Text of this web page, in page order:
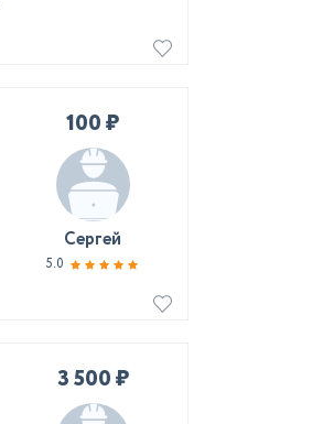
100 ₽
Сергей
5.0
3 500 ₽